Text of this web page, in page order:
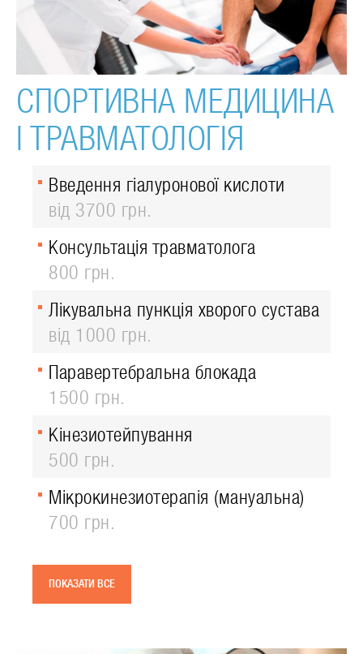
СПОРТИВНА МЕДИЦИНА
І ТРАВМАТОЛОГІЯ
Введення гіалуронової кислоти
від 3700 грн.
Консультація травматолога
800 грн.
Лікувальна пункція хворого сустава
від 1000 грн.
Паравертебральна блокада
1500 грн.
Кінезиотейпування
500 грн.
Мікрокинезиотерапія (мануальна)
700 грн.
ПОКАЗАТИ ВСЕ